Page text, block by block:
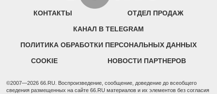
КОНТАКТЫ ОТДЕЛ ПРОДАЖ
КАНАЛ В TELEGRAM
ПОЛИТИКА ОБРАБОТКИ ПЕРСОНАЛЬНЫХ ДАННЫХ
COOKIE НОВОСТИ ПАРТНЕРОВ
©2007—2026 66.RU. Воспроизведение, сообщение, доведение до всеобщего
сведения размещенных на сайте 66.RU материалов и их элементов без согласия